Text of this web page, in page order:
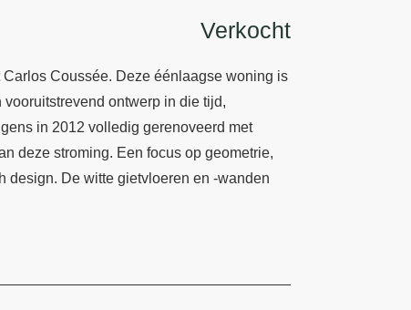
Verkocht
Coussée. Deze éénlaagse woning is
ontwerp in die tijd,
in 2012 volledig gerenoveerd met
deze stroming. Een focus op geometrie,
design. De witte gietvloeren en -wanden